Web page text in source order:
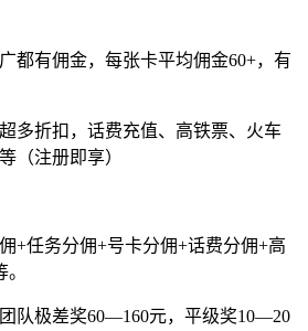
都有佣金，每张卡平均佣金60+，有
多折扣，话费充值、高铁票、火车
（注册即享）
+任务分佣+号卡分佣+话费分佣+高
队极差奖60—160元，平级奖10—20